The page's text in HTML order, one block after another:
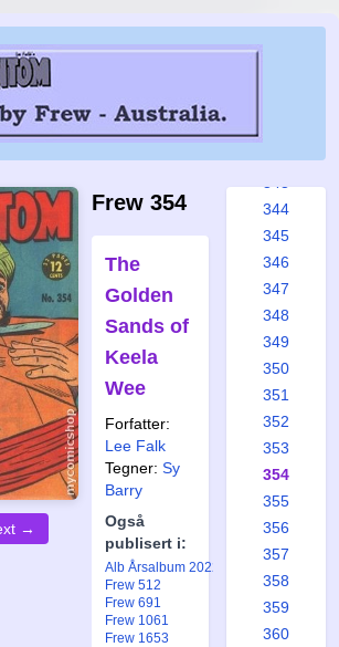
→
Frew 354
The
Golden
Sands of
Keela
Wee
Forfatter:
Lee Falk
Tegner: Sy
Barry
Også
publisert i:
Alb Årsalbum 2022
Frew 512
Frew 691
Frew 1061
Frew 1653
337
344
345
346
347
348
349
350
351
352
353
354
355
356
357
358
359
360